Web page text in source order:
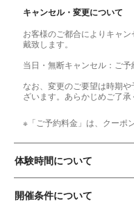
キャンセル・変更について
お客様のご都合によりキャ
戴致します。
当日・無断キャンセル：ご
なお、変更のご要望は時期
ざいます。あらかじめご了承
※「ご予約料金」は、クーポ
体験時間について
開催条件について